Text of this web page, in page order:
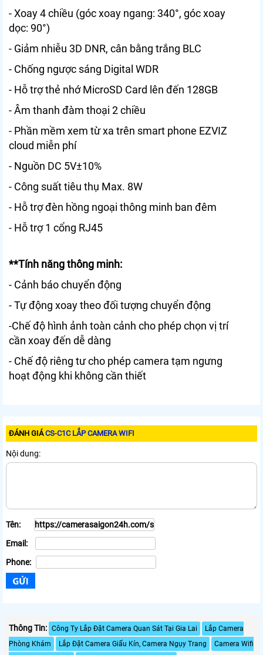
- Xoay 4 chiều (góc xoay ngang: 340°, góc xoay
dọc: 90°)
- Giảm nhiễu 3D DNR, cân bằng trắng BLC
- Chống ngược sáng Digital WDR
- Hỗ trợ thẻ nhớ MicroSD Card lên đến 128GB
- Âm thanh đàm thoại 2 chiều
- Phần mềm xem từ xa trên smart phone EZVIZ
cloud miễn phí
- Nguồn DC 5V±10%
- Công suất tiêu thụ Max. 8W
- Hỗ trợ đèn hồng ngoại thông minh ban đêm
- Hỗ trợ 1 cổng RJ45
**Tính năng thông minh:
- Cảnh báo chuyển động
- Tự động xoay theo đối tượng chuyển động
-Chế độ hình ảnh toàn cảnh cho phép chọn vị trí
cần xoay đến dễ dàng
- Chế độ riêng tư cho phép camera tạm ngưng
hoạt động khi không cần thiết
ĐÁNH GIÁCS-C1C LẮP CAMERA WIFI
Nội dung:
Tên:
Email:
Phone:
Thông Tin: Công Ty Lắp Đặt Camera Quan Sát Tại Gia Lai
Lắp Camera
Phòng Khám
Lắp Đặt Camera Giấu Kín, Camera Ngụy Trang Camera Wifi